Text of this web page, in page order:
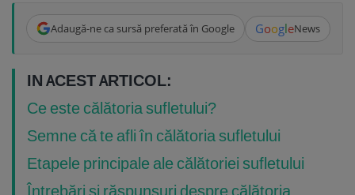
Adaugă-ne ca sursă preferată în Google GoogleNews
IN ACEST ARTICOL:
Ce este călătoria sufletului?
Semne că te afli în călătoria sufletului
Etapele principale ale călătoriei sufletului
Întrebări și răspunsuri despre călătoria